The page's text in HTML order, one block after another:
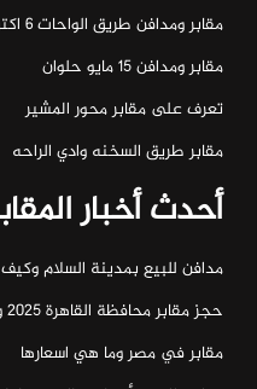
مقابر ومدافن طريق الواحات ٦ اكتوبر
مقابر ومدافن ١٥ مايو حلوان
تعرف على مقابر محور المشير
مقابر طريق السخنه وادي الراحه
أحدث أخبار
مدافن للبيع بمدينة السلام
حجز مقابر محافظة القاهرة 2025 وكيفية اختيار المقبرة المناسبة
مقابر في مصر وما هي اسعارها